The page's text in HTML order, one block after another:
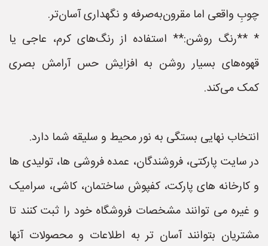
چوبِ واقعی اما مقرون‌به‌صرفه و نگهداری آسان‌تر.
* **رنگ روشن:** استفاده از رنگ‌های کرم، عاجی یا
قهوه‌های بسیار روشن به افزایش حس آرامش بصری
کمک می‌کند.
انتخاب نهایی بستگی به نور محیط و سلیقه شما دارد.
در سایت پارکتی، فروشندگان، عمده فروشی ها، تولیدی ها
و کارخانه های پارکت، کفپوش ساختمان، کاشی، سرامیک
و غیره می توانند مشخصات فروشگاه خود را ثبت کنند تا
مشتریان بتوانند آسان تر به اطلاعات و محصولات آنها